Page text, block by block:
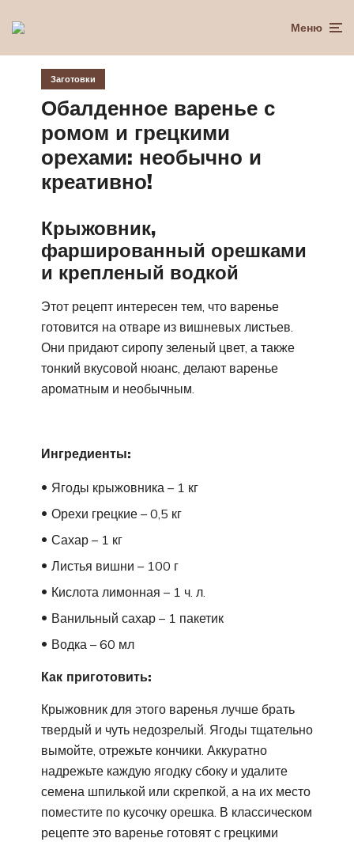
Меню
Заготовки
Обалденное варенье с
ромом и грецкими
орехами: необычно и
креативно!
Крыжовник,
фаршированный орешками
и крепленый водкой
Этот рецепт интересен тем, что варенье
готовится на отваре из вишневых листьев.
Они придают сиропу зеленый цвет, а также
тонкий вкусовой нюанс, делают варенье
ароматным и необычным.
Ингредиенты:
Ягоды крыжовника – 1 кг
Орехи грецкие – 0,5 кг
Сахар – 1 кг
Листья вишни – 100 г
Кислота лимонная – 1 ч. л.
Ванильный сахар – 1 пакетик
Водка – 60 мл
Как приготовить:
Крыжовник для этого варенья лучше брать
твердый и чуть недозрелый. Ягоды тщательно
вымойте, отрежьте кончики. Аккуратно
надрежьте каждую ягодку сбоку и удалите
семена шпилькой или скрепкой, а на их место
поместите по кусочку орешка. В классическом
рецепте это варенье готовят с грецкими